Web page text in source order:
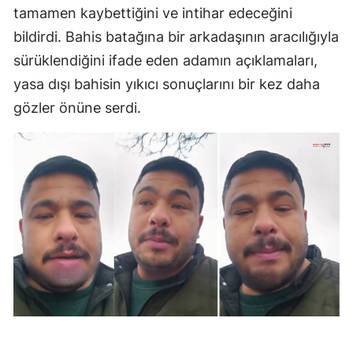
tamamen kaybettiğini ve intihar edeceğini
bildirdi. Bahis batağına bir arkadaşının aracılığıyla
sürüklendiğini ifade eden adamın açıklamaları,
yasa dışı bahisin yıkıcı sonuçlarını bir kez daha
gözler önüne serdi.